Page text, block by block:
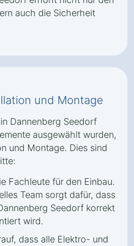
auch die Sicherheit
und Montage
Dannenberg Seedorf
ausgewählt wurden,
und Montage. Dies sind
Fachleute für den Einbau.
Team sorgt dafür, dass
Seedorf korrekt
wird.
dass alle Elektro- und